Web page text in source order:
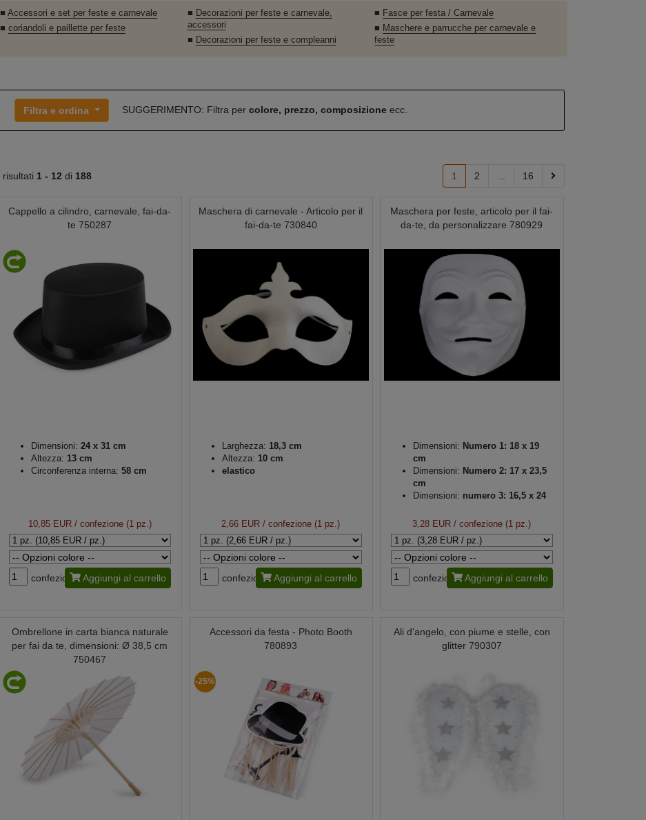
■ Accessori e set per feste e carnevale
■ coriandoli e paillette per feste
■ Decorazioni per feste e carnevale,
accessori
■ Decorazioni per feste e compleanni
■ Fasce per festa / Carnevale
■ Maschere e parrucche per carnevale e
feste
Filtra e ordina SUGGERIMENTO: Filtra per colore, prezzo, composizioneecc.
risultati 1 - 12 di 188 1 2 16
Cappello a cilindro, carnevale, fai-da-
te 750287
Dimensioni: 24 x 31 cm
Altezza: 13 cm
Circonferenza interna: 58 cm
10,85 EUR/ confezione (1 pz.)
confezione Aggiungi al carrello
Maschera di carnevale - Articolo per il
fai-da-te 730840
Larghezza: 18,3 cm
Altezza: 10 cm
elastico
2,66 EUR / confezione (1 pz.)
confezione Aggiungi al carrello
Maschera per feste, articolo per il fai-
da-te, da personalizzare 780929
Dimensioni: Numero 1: 18 x 19
cm
Dimensioni: Numero 2: 17 x 23,5
cm
Dimensioni: numero 3: 16,5 x 24
Dimensioni: Numero 4: 18 x 25
cm
Dimensioni:numero 6 17,5 x 23,5
cm
3,28 EUR / confezione (1 pz.)
confezione Aggiungi al carrello
Ombrellone in carta bianca naturale
per fai da te, dimensioni: Ø 38,5 cm
750467
Accessori da festa - Photo Booth
780893
-25%
Ali d'angelo, con piume e stelle, con
glitter 790307